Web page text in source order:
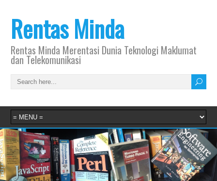
Rentas Minda
Rentas Minda Merentasi Dunia Teknologi Maklumat
dan Telekomunikasi